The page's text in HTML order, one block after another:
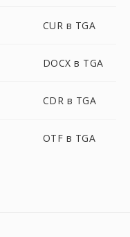
CUR в TGA
DOCX в TGA
CDR в TGA
OTF в TGA